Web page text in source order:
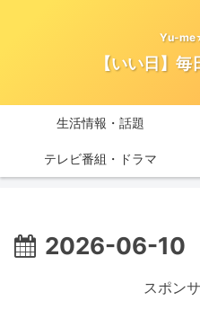
Yu-
【いい日】
生活情報・話題
テレビ番組・ドラマ
2026-06-10
スポン